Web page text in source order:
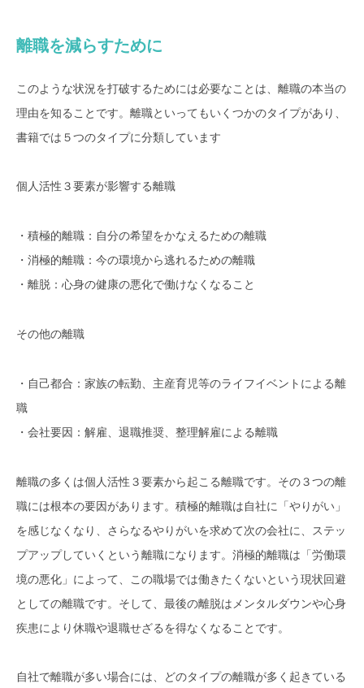
離職を減らすために
このような状況を打破するためには必要なことは、離職の本当の
理由を知ることです。離職といってもいくつかのタイプがあり、
書籍では５つのタイプに分類しています
個人活性３要素が影響する離職
・積極的離職：自分の希望をかなえるための離職
・消極的離職：今の環境から逃れるための離職
・離脱：心身の健康の悪化で働けなくなること
その他の離職
・自己都合：家族の転勤、主産育児等のライフイベントによる離
職
・会社要因：解雇、退職推奨、整理解雇による離職
離職の多くは個人活性３要素から起こる離職です。その３つの離
職には根本の要因があります。積極的離職は自社に「やりがい」
を感じなくなり、さらなるやりがいを求めて次の会社に、ステッ
プアップしていくという離職になります。消極的離職は「労働環
境の悪化」によって、この職場では働きたくないという現状回避
としての離職です。そして、最後の離脱はメンタルダウンや心身
疾患により休職や退職せざるを得なくなることです。
自社で離職が多い場合には、どのタイプの離職が多く起きている